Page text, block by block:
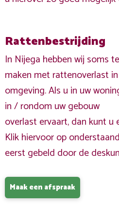
Rattenbestrijding
In Nijega hebben wij soms te
maken met rattenoverlast
omgeving. Als u in uw
in / rondom uw gebouw
overlast ervaart, dan kunt u
Klik hiervoor op
eerst gebeld door de
Maak een afspraak